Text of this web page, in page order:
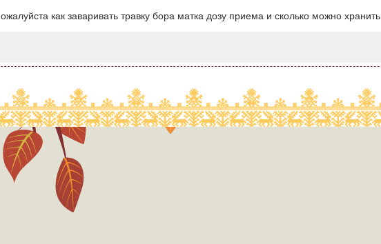
как заваривать травку бора матка дозу приема и сколько можно хранить